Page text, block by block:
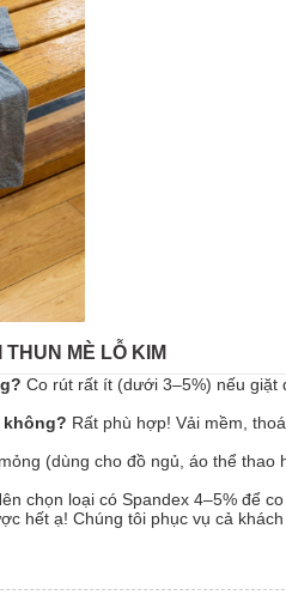
MÈ LỖ KIM
Co rút rất ít (dưới 3–5%) nếu giặt
không? Rất phù hợp! Vải mềm,
(dùng cho đồ ngủ, áo thể
chọn loại có Spandex 4–5% để
hết ạ! Chúng tôi phục vụ cả